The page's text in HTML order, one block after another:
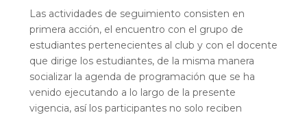
Las actividades de seguimiento consisten en
primera acción, el encuentro con el grupo de
estudiantes pertenecientes al club y con el docente
que dirige los estudiantes, de la misma manera
socializar la agenda de programación que se ha
venido ejecutando a lo largo de la presente
vigencia, así los participantes no solo reciben